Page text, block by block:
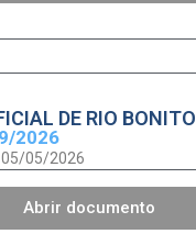
DE RIO BONITO
2026
05/2026
Abrir documento